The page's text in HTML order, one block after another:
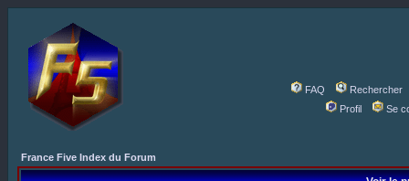
FAQ
Rechercher
Profil
Se
France Five Index du Forum